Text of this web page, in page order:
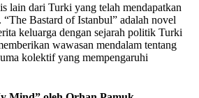
lain dari Turki yang telah mendapatkan
Bastard of Istanbul” adalah novel
keluarga dengan sejarah politik Turki
wawasan mendalam tentang
kolektif yang mempengaruhi